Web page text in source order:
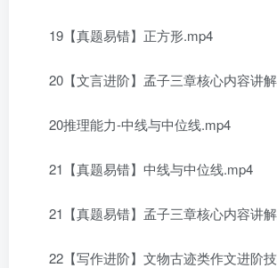
19【真题易错】正方形.mp4
20【文言进阶】孟子三章核心内容讲
20推理能力-中线与中位线.mp4
21【真题易错】中线与中位线.mp4
21【真题易错】孟子三章核心内容讲
22【写作进阶】文物古迹类作文进阶